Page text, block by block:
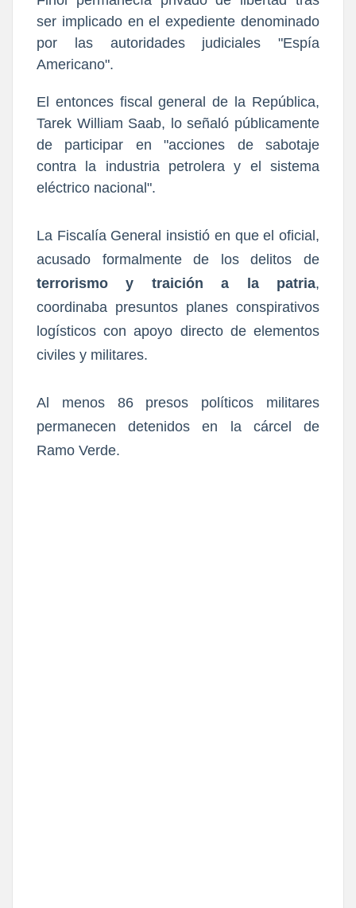
ser implicado en el expediente denominado
por las autoridades judiciales "Espía
Americano".
El entonces fiscal general de la República,
Tarek William Saab, lo señaló públicamente
de participar en "acciones de sabotaje
contra la industria petrolera y el sistema
eléctrico nacional".
La Fiscalía General insistió en que el oficial,
acusado formalmente de los delitos de
terrorismo y traición a la patria,
coordinaba presuntos planes conspirativos
logísticos con apoyo directo de elementos
civiles y militares.
Al menos 86 presos políticos militares
permanecen detenidos en la cárcel de
Ramo Verde.